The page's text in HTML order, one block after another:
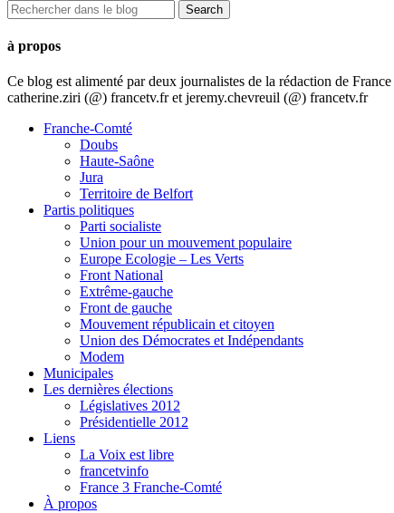
à propos
Ce blog est alimenté par deux journalistes de la rédaction de
catherine.ziri (@) francetv.fr et jeremy.chevreuil (@) francetv.fr
Franche-Comté
Doubs
Haute-Saône
Jura
Territoire de Belfort
Partis politiques
Parti socialiste
Union pour un mouvement populaire
Europe Ecologie – Les Verts
Front National
Extrême-gauche
Front de gauche
Mouvement républicain et citoyen
Union des Démocrates et Indépendants
Modem
Municipales
Les dernières élections
Législatives 2012
Présidentielle 2012
Liens
La Voix est libre
francetvinfo
France 3 Franche-Comté
À propos